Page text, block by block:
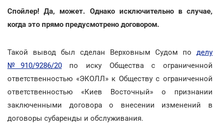
Спойлер! Да, может. Однако исключительно в случае,
когда это прямо предусмотрено договором.
Такой вывод был сделан Верховным Судом по делу
№910/9286/20по иску Общества с ограниченной
ответственностью «ЭКОЛЛ» к Обществу с ограниченной
ответственностью «Киев Восточный» о признании
заключенными договора о внесении изменений в
договоры субаренды и обслуживания.